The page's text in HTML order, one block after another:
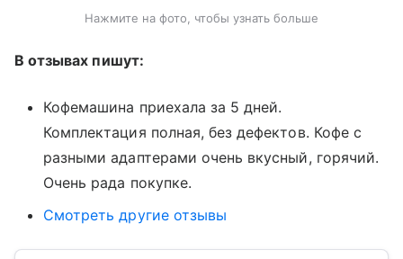
Нажмите на фото, чтобы узнать больше
В отзывах пишут:
Кофемашина приехала за 5 дней.
Комплектация полная, без дефектов. Кофе с
разными адаптерами очень вкусный, горячий.
Очень рада покупке.
Смотреть другие отзывы